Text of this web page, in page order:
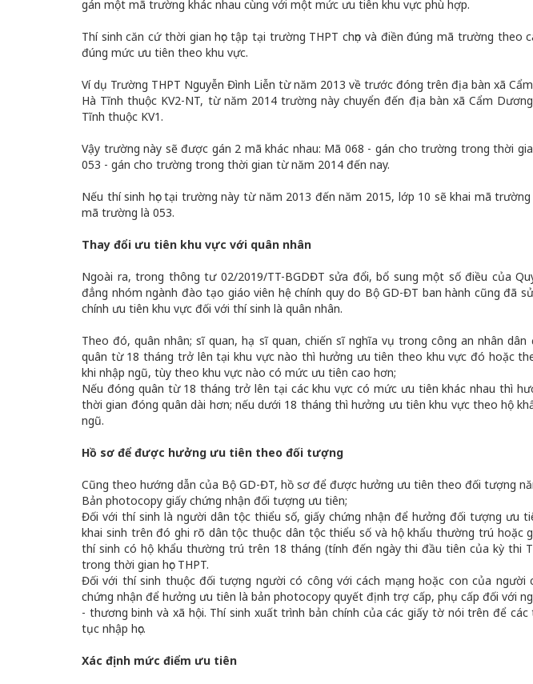
gán một mã trường khác nhau cùng với một mức ưu tiên khu vực phù hợp.
Thí sinh căn cứ thời gian học tập tại trường THPT chọn và điền đúng mã trường theo
đúng mức ưu tiên theo khu vực.
Ví dụ Trường THPT Nguyễn Đình Liễn từ năm 2013 về trước đóng trên địa bàn xã
Hà Tĩnh thuộc KV2-NT, từ năm 2014 trường này chuyển đến địa bàn xã Cẩm
Tĩnh thuộc KV1.
Vậy trường này sẽ được gán 2 mã khác nhau: Mã 068 - gán cho trường trong thời
053 - gán cho trường trong thời gian từ năm 2014 đến nay.
Nếu thí sinh học tại trường này từ năm 2013 đến năm 2015, lớp 10 sẽ khai mã
mã trường là 053.
Thay đổi ưu tiên khu vực với quân nhân
Ngoài ra, trong thông tư 02/2019/TT-BGDĐT sửa đổi, bổ sung một số điều của
đẳng nhóm ngành đào tạo giáo viên hệ chính quy do Bộ GD-ĐT ban hành cũng đã
chính ưu tiên khu vực đối với thí sinh là quân nhân.
Theo đó, quân nhân; sĩ quan, hạ sĩ quan, chiến sĩ nghĩa vụ trong công an nhân
quân từ 18 tháng trở lên tại khu vực nào thì hưởng ưu tiên theo khu vực đó hoặc
khi nhập ngũ, tùy theo khu vực nào có mức ưu tiên cao hơn;
Nếu đóng quân từ 18 tháng trở lên tại các khu vực có mức ưu tiên khác nhau thì
thời gian đóng quân dài hơn; nếu dưới 18 tháng thì hưởng ưu tiên khu vực theo hộ
ngũ.
Hồ sơ để được hưởng ưu tiên theo đối tượng
Cũng theo hướng dẫn của Bộ GD-ĐT, hồ sơ để được hưởng ưu tiên theo đối tượng
Bản photocopy giấy chứng nhận đối tượng ưu tiên;
Đối với thí sinh là người dân tộc thiểu số, giấy chứng nhận để hưởng đối tượng ưu
khai sinh trên đó ghi rõ dân tộc thuộc dân tộc thiểu số và hộ khẩu thường trú hoặc
thí sinh có hộ khẩu thường trú trên 18 tháng (tính đến ngày thi đầu tiên của kỳ thi
trong thời gian học THPT.
Đối với thí sinh thuộc đối tượng người có công với cách mạng hoặc con của người
chứng nhận để hưởng ưu tiên là bản photocopy quyết định trợ cấp, phụ cấp đối với
- thương binh và xã hội. Thí sinh xuất trình bản chính của các giấy tờ nói trên để
tục nhập học.
Xác định mức điểm ưu tiên